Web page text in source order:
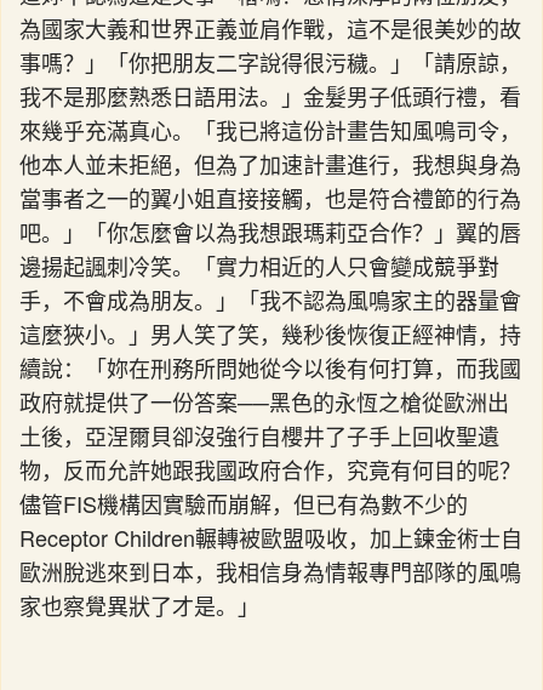
為國家大義和世界正義並肩作戰，這不是很美妙的故
事嗎？」「你把朋友二字說得很污穢。」「請原諒，
我不是那麼熟悉日語用法。」金髮男子低頭行禮，看
來幾乎充滿真心。「我已將這份計畫告知風鳴司令，
他本人並未拒絕，但為了加速計畫進行，我想與身為
當事者之一的翼小姐直接接觸，也是符合禮節的行為
吧。」「你怎麼會以為我想跟瑪莉亞合作？」翼的唇
邊揚起諷刺冷笑。「實力相近的人只會變成競爭對
手，不會成為朋友。」「我不認為風鳴家主的器量會
這麼狹小。」男人笑了笑，幾秒後恢復正經神情，持
續說：「妳在刑務所問她從今以後有何打算，而我國
政府就提供了一份答案──黑色的永恆之槍從歐洲出
土後，亞涅爾貝卻沒強行自櫻井了子手上回收聖遺
物，反而允許她跟我國政府合作，究竟有何目的呢？
儘管FIS機構因實驗而崩解，但已有為數不少的
Receptor Children輾轉被歐盟吸收，加上鍊金術士自
歐洲脫逃來到日本，我相信身為情報專門部隊的風鳴
家也察覺異狀了才是。」